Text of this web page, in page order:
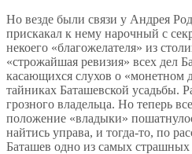
Но везде были связи у Андрея
прискакал к нему нарочный с
некоего «благожелателя» из
«строжайшая ревизия» всех дел
касающихся слухов о «монетном
тайниках Баташевской усадьбы.
грозного владельца. Но теперь
положение «владыки»
найтись управа, и тогда-то, по
Баташев одно из самых страшных